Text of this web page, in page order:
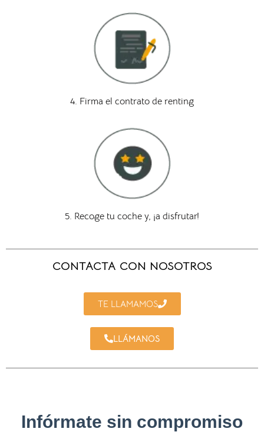
4. Firma el contrato de renting
5. Recoge tu coche y, ¡a disfrutar!
CONTACTA CON NOSOTROS
TE LLAMAMOS
LLÁMANOS